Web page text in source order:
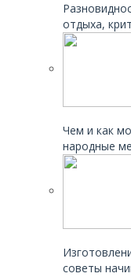
отдыха,
Чем и как
народные
советы